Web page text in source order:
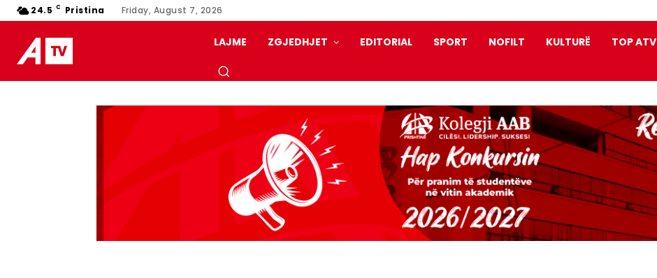
24.5 C Pristina Friday, August 7, 2026
LAJME ZGJEDHJET EDITORIAL SPORT NOFILT KULTURË TOP ATV